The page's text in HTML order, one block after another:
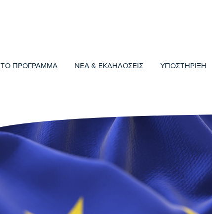
ΤΟ ΠΡΟΓΡΑΜΜΑ ΝΕΑ & ΕΚΔΗΛΩΣΕΙΣ ΥΠΟΣΤΗΡΙΞΗ